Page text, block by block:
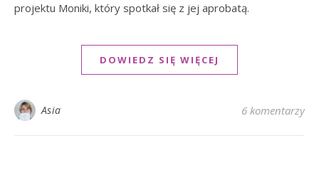
projektu Moniki, który spotkał się z jej aprobatą.
DOWIEDZ SIĘ WIĘCEJ
Asia 6 komentarzy